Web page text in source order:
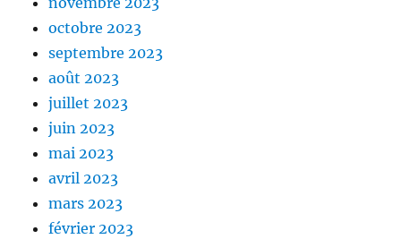
octobre 2023
septembre 2023
août 2023
juillet 2023
juin 2023
mai 2023
avril 2023
mars 2023
février 2023